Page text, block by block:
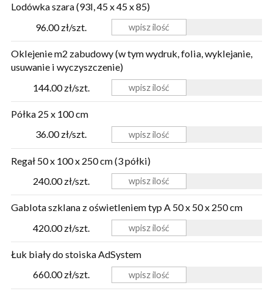
Lodówka szara (93l, 45 x 45 x 85)
96.00 zł/szt.
Oklejenie m2 zabudowy (w tym wydruk, folia, wyklejanie,
usuwanie i wyczyszczenie)
144.00 zł/szt.
Półka 25 x 100 cm
36.00 zł/szt.
Regał 50 x 100 x 250 cm (3 półki)
240.00 zł/szt.
Gablota szklana z oświetleniem typ A 50 x 50 x 250 cm
420.00 zł/szt.
Łuk biały do stoiska AdSystem
660.00 zł/szt.